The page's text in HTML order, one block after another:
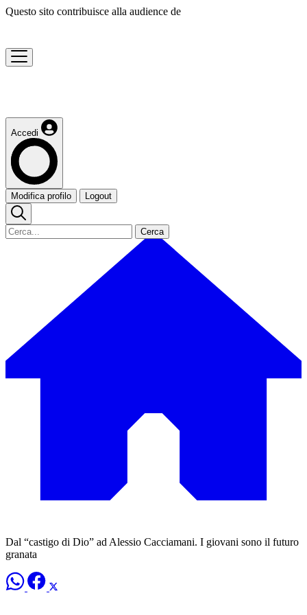
Questo sito contribuisce alla audience de
Accedi
Modifica profilo Logout
Cerca
Dal “castigo di Dio” ad Alessio Cacciamani. I giovani sono il futuro
granata